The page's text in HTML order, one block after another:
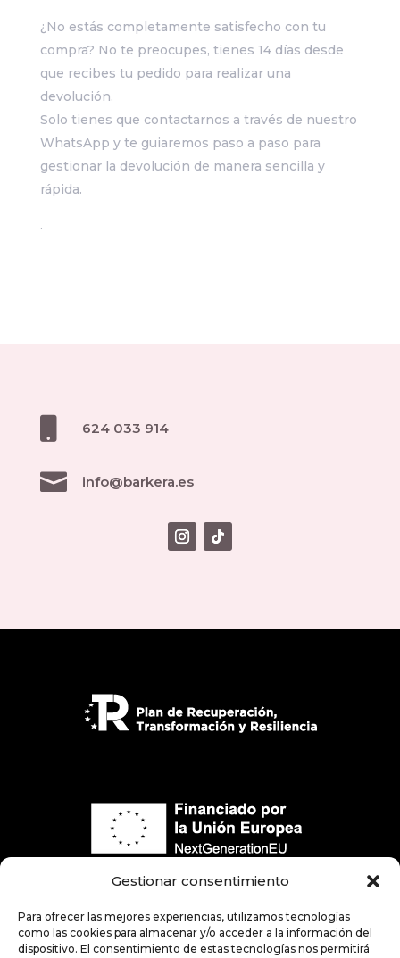
Gestionar consentimiento
Para ofrecer las mejores experiencias, utilizamos tecnologías
como las cookies para almacenar y/o acceder a la información del
dispositivo. El consentimiento de estas tecnologías nos permitirá
¿No estás completamente satisfecho con tu
compra? No te preocupes, tienes 14 días desde
que recibes tu pedido para realizar una
devolución.
Solo tienes que contactarnos a través de nuestro
WhatsApp y te guiaremos paso a paso para
gestionar la devolución de manera sencilla y
rápida.
.
624 033 914
 info@barkera.es